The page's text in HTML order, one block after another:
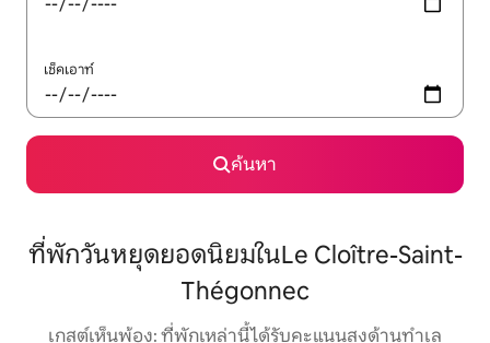
เช็คเอาท์
ค้นหา
ที่พักวันหยุดยอดนิยมในLe Cloître-Saint-
Thégonnec
เกสต์เห็นพ้อง: ที่พักเหล่านี้ได้รับคะแนนสูงด้านทำเล